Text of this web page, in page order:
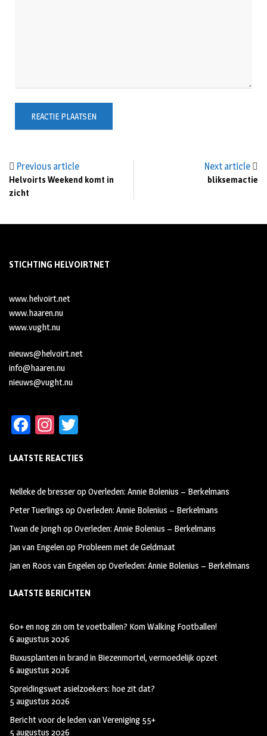
Previous article
Helvoirts Weekend komt in
zicht
Next article
bliksemactie
STICHTING HELVOIRTNET
www.helvoirt.net
www.haaren.nu
www.vught.nu
nieuws@helvoirt.net
info@haaren.nu
nieuws@vught.nu
Fa
b
oo
k
In
ag
m
tt
LAATSTE REACTIES
Nelleke de bresseropOverleden: Annie Bolenius – Berkelmans
Peter Tuerlings opOverleden: Annie Bolenius – Berkelmans
Twan de JonghopOverleden: Annie Bolenius – Berkelmans
Jan van Engelenop Probleem met de Geldmaat
Jan en Roos van EngelenopOverleden: Annie Bolenius – Berkelmans
LAATSTE BERICHTEN
60+ en nog zin om te voetballen? Kom Walking Footballen!
6 augustus 2026
Buxusplanten in brand in Biezenmortel, vermoedelijk opzet
6 augustus 2026
Spreidingswet asielzoekers: hoe zit dat?
5 augustus 2026
Bericht voor de leden van Vereniging 55+
5 augustus 2026